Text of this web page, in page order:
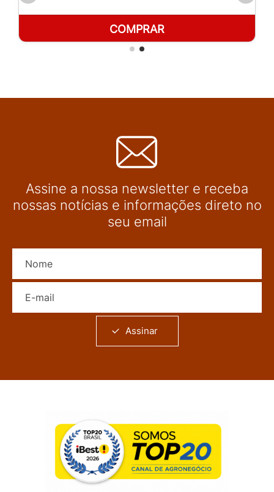
COMPRAR
Assine a nossa newsletter e receba
nossas notícias e informações direto no
seu email
Assinar